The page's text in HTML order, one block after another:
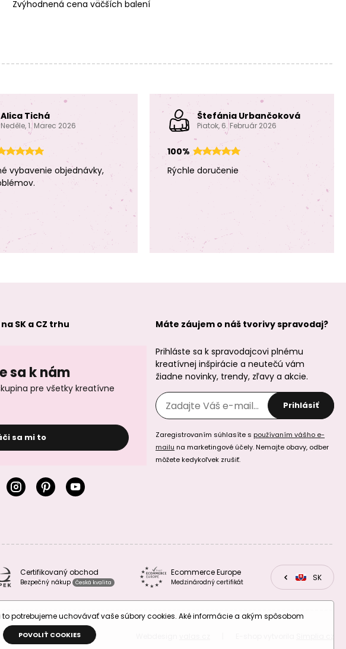
Zvýhodnená cena väčších balení
Alica Tichá
Neděle, 1. Marec 2026
vybavenie objednávky,
Štefánia Urbančoková
Piatok, 6. Február 2026
100%
Rýchle doručenie
SK a CZ trhu
sa k nám
pre všetky kreatívne
sa mi to
Máte záujem o náš tvorivy spravodaj?
Prihláste sa k spravodajcovi plnému
kreatívnej inšpirácie a neutečú vám
žiadne novinky, trendy, zľavy a akcie.
Prihlásiť
Zaregistrovaním súhlasíte s používaním vášho e-
mailu na marketingové účely. Nemajte obavy, odber
môžete kedykoľvek zrušiť.
Certifikovaný obchod
Bezpečný nákup Česká kvalita
Ecommerce Europe
Medzinárodný certifikát CZSK
potrebujeme uchovávať vaše súbory cookies. Aké informácie a akým spôsobom
POVOLIŤ COOKIES